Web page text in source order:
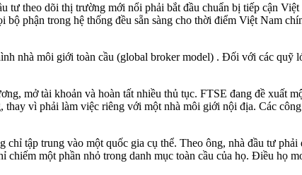
tư theo dõi thị trường mới nổi phải bắt đầu chuẩn bị tiếp cận
phận trong hệ thống đều sẵn sàng cho thời điểm Việt Nam
nhà môi giới toàn cầu (global broker model) . Đối với các quỹ
mở tài khoản và hoàn tất nhiều thủ tục. FTSE đang đề xuất
vì phải làm việc riêng với một nhà môi giới nội địa. Các
tập trung vào một quốc gia cụ thể. Theo ông, nhà đầu tư
một phần nhỏ trong danh mục toàn cầu của họ. Điều họ